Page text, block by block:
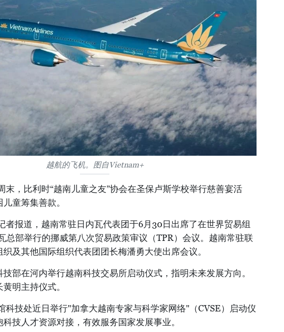
越航的飞机。图自Vietnam+
末，比利时“越南儿童之友”协会在圣保卢斯学校举行慈善宴活
童筹集善款。
者报道，越南常驻日内瓦代表团于6月30日出席了在世界贸易组
总部举行的挪威第八次贸易政策审议（TPR）会议。越南常驻联
及其他国际组织代表团团长梅潘勇大使出席会议。
技部在河内举行越南科技交易所启动仪式，指明未来发展方向。
明主持仪式。
科技处近日举行"加拿大越南专家与科学家网络"（CVSE）启动仪
技人才资源对接，有效服务国家发展事业。